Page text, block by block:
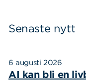
Senaste nytt
6 augusti 2026
AI kan bli en